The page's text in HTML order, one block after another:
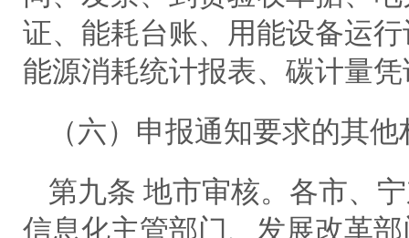
证、能耗台账、用能设备运
能源消耗统计报表、碳计量
（六）申报通知要求的其
第九条 地市审核。各市、
信息化主管部门、发展改革